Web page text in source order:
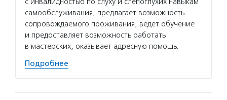
самообслуживания, предлагает возможность
сопровождаемого проживания, ведет обучение
и предоставляет возможность работать
в мастерских, оказывает адресную помощь.
Подробнее